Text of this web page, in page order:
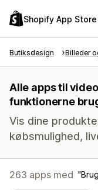
Shopify App Store
Butiksdesign Billeder
Alle apps til
funktionerne
Vis dine
købsmulighed,
263 apps med